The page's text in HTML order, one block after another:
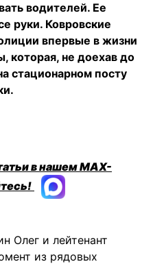
водителей. Ее
руки. Ковровские
впервые в жизни
которая, не доехав до
стационарном посту
в нашем MAX-
Олег и лейтенант
из рядовых